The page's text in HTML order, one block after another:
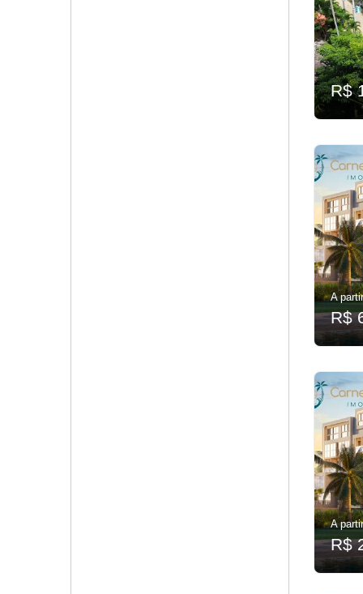
R$
A
R$
A
R$